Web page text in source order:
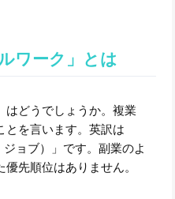
ワーク」とは
はどうでしょうか。複業
とを言います。英訳は
ョブ）」です。副業のよ
先順位はありません。